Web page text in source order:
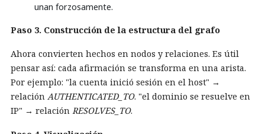
unan forzosamente.
Paso 3. Construcción de la estructura del grafo
Ahora convierten hechos en nodos y relaciones. Es útil
pensar así: cada afirmación se transforma en una arista.
Por ejemplo: "la cuenta inició sesión en el host" →
relación AUTHENTICATED_TO. "el dominio se resuelve en
IP" → relación RESOLVES_TO.